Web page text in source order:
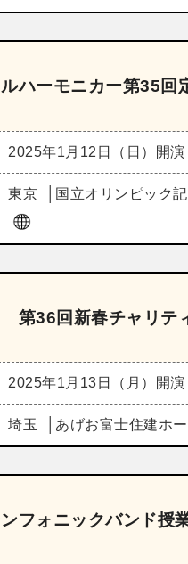
ハーモニカー第35回
2025年1月12日（日） 開
東京 国立オリンピック
第36回新春チャリテ
2025年1月13日（月） 開
埼玉 あげお富士住建ホ
フォニックバンド授